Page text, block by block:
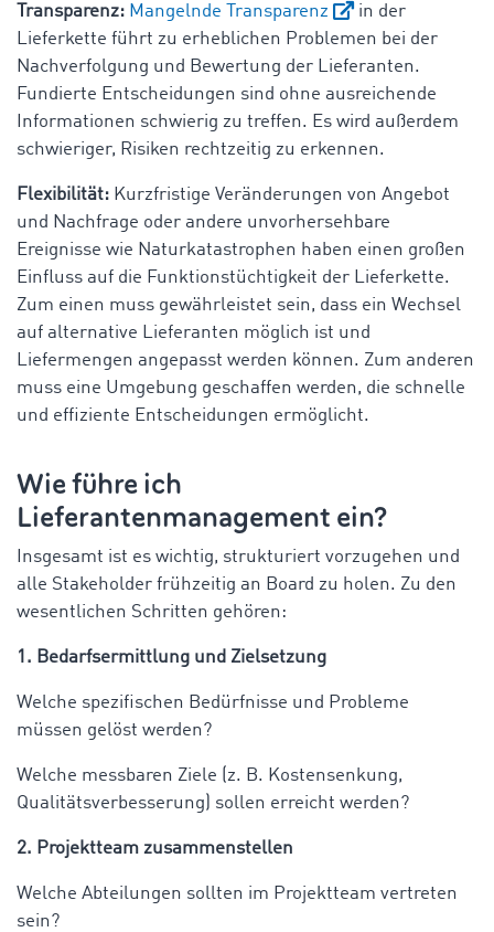
Transparenz: Mangelnde Transparenz
in der
Lieferkette führt zu erheblichen Problemen bei der
Nachverfolgung und Bewertung der Lieferanten.
Fundierte Entscheidungen sind ohne ausreichende
Informationen schwierig zu treffen. Es wird außerdem
schwieriger, Risiken rechtzeitig zu erkennen.
Flexibilität: Kurzfristige Veränderungen von Angebot
und Nachfrage oder andere unvorhersehbare
Ereignisse wie Naturkatastrophen haben einen großen
Einfluss auf die Funktionstüchtigkeit der Lieferkette.
Zum einen muss gewährleistet sein, dass ein Wechsel
auf alternative Lieferanten möglich ist und
Liefermengen angepasst werden können. Zum anderen
muss eine Umgebung geschaffen werden, die schnelle
und effiziente Entscheidungen ermöglicht.
Wie führe ich
Lieferantenmanagement ein?
Insgesamt ist es wichtig, strukturiert vorzugehen und
alle Stakeholder frühzeitig an Board zu holen. Zu den
wesentlichen Schritten gehören:
1. Bedarfsermittlung und Zielsetzung
Welche spezifischen Bedürfnisse und Probleme
müssen gelöst werden?
Welche messbaren Ziele (z. B. Kostensenkung,
Qualitätsverbesserung) sollen erreicht werden?
2. Projektteam zusammenstellen
Welche Abteilungen sollten im Projektteam vertreten
sein?